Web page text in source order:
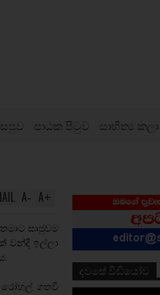
පාඨක පිටුව සාහිත්‍ය කලා
A+
A-
සෘජුවම
වන්දි ඉල්ලා
රෝහල් ගතවී
දවසේ වීඩියෝව